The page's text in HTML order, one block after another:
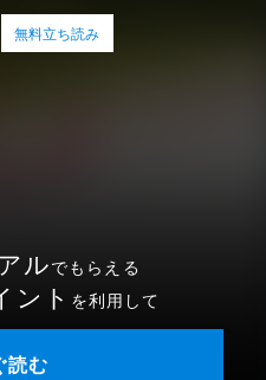
無料立ち読み
ルでもらえる
ント を利用して
読む